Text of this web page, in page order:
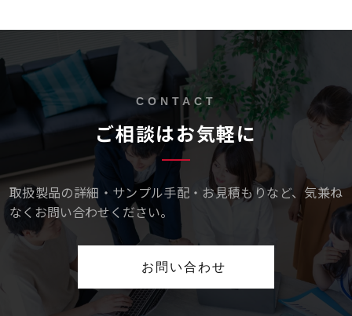
CONTACT
ご相談はお気軽に
取扱製品の詳細・サンプル手配・お見積もりなど、気兼ね
なくお問い合わせください。
お問い合わせ